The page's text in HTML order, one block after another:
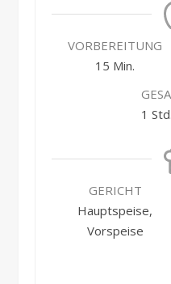
VORBEREITUNG
15 Minuten
Min.
1 Std.
GERICHT
Hauptspeise,
Vorspeise